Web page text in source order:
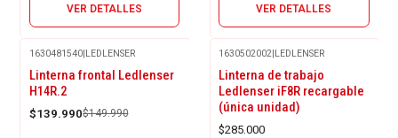
VER DETALLES VER DETALLES
-7%
OFF
1630481540| LEDLENSER
Linterna frontal Ledlenser
H14R.2
$139.990$149.990
1630502002 LEDLENSER
Linterna de trabajo
Ledlenser iF8R recargable
(única unidad)
$285.000